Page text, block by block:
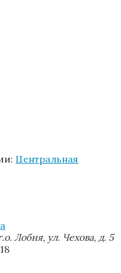
Центральная
Лобня, ул. Чехова, д. 5